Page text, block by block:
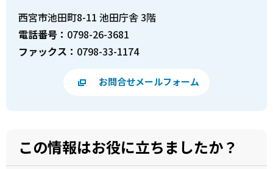
西宮市池田町8-11 池田庁舎 3階
電話番号： 0798-26-3681
ファックス： 0798-33-1174
お問合せメールフォーム
この情報はお役に立ちましたか？